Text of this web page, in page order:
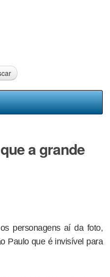
a grande
personagens aí da foto,
Paulo que é invisível para